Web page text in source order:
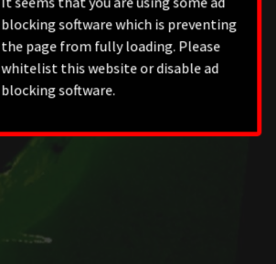
blocking software which is preventing
the page from fully loading. Please
whitelist this website or disable ad
blocking software.